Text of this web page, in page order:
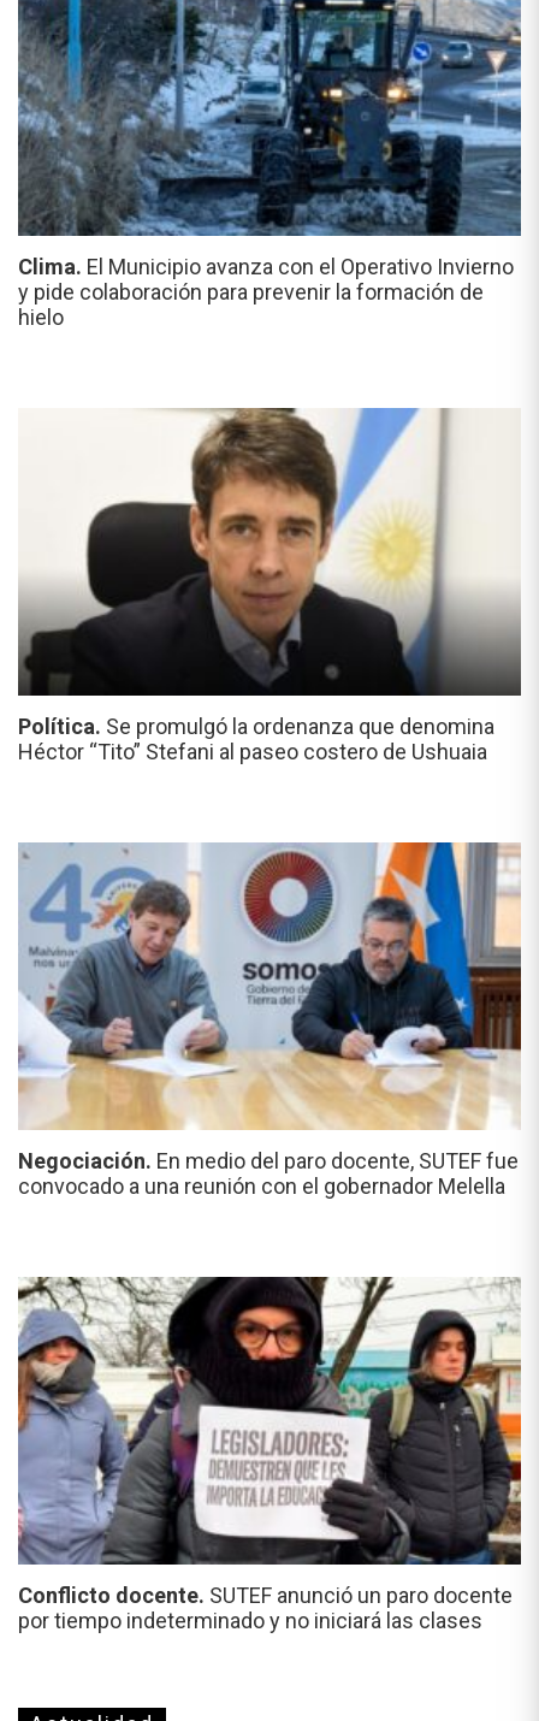
Clima. El Municipio avanza con el Operativo Invierno
y pide colaboración para prevenir la formación de
hielo
Política. Se promulgó la ordenanza que denomina
Héctor “Tito” Stefani al paseo costero de Ushuaia
Negociación. En medio del paro docente, SUTEF fue
convocado a una reunión con el gobernador Melella
Conflicto docente. SUTEF anunció un paro docente
por tiempo indeterminado y no iniciará las clases